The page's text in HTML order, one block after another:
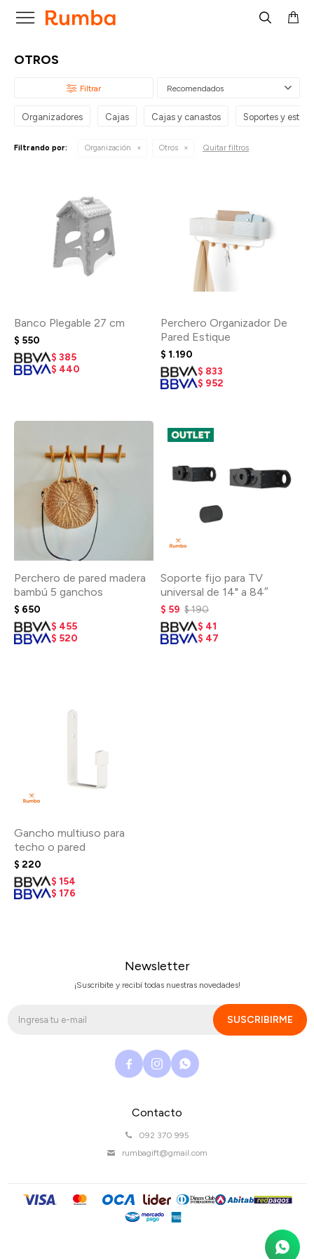

OTROS
Recomendados
Organizadores Cajas Cajas y canastos Soportes y
Filtrando por: Organización Otros Quitar filtros
Banco Plegable 27 cm
$ 550
$ 385
$ 440
Perchero Organizador De
Pared Estique
$ 1.190
$ 833
$ 952
Perchero de pared madera
bambú 5 ganchos
$ 650
$ 455
$ 520
Soporte fijo para TV
universal de 14" a 84″
$ 59 $190
$ 41
$ 47
Gancho multiuso para
techo o pared
$ 220
$ 154
$ 176
Contacto
092 370 995
rumbagift@gmail.com
Newsletter
¡Suscribite y recibí todas nuestras novedades!
SUSCRIBIRME
  